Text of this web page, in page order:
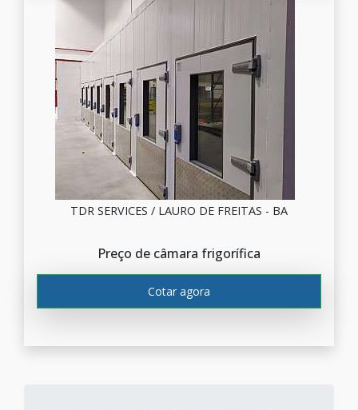
TDR SERVICES / LAURO DE FREITAS - BA
Preço de câmara frigorífica
Cotar agora